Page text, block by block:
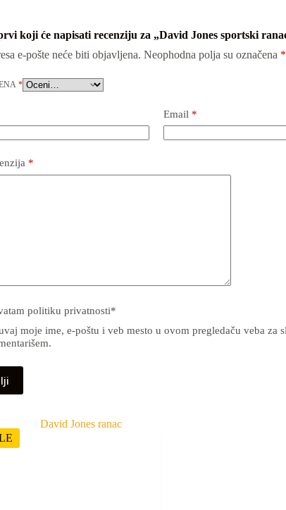
koji će napisati recenziju za „David Jones sportski
e-pošte neće biti objavljena. Neophodna polja su označena *
*
Email *
*
politiku privatnosti*
moje ime, e-poštu i veb mesto u ovom pregledaču veba za